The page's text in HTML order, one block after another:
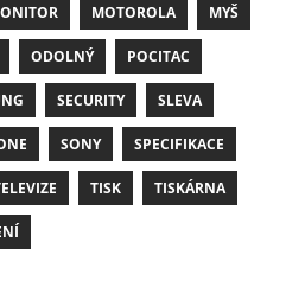
MOTOROLA MYŠ
ODOLNÝ POCITAC
SECURITY SLEVA
SONY SPECIFIKACE
TISK TISKÁRNA